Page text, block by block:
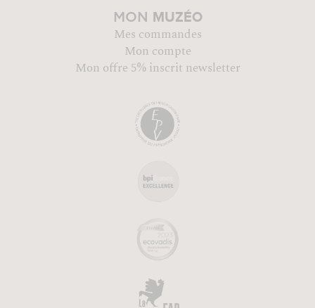
MON MUZÉO
Mes commandes
Mon compte
Mon offre 5% inscrit newsletter